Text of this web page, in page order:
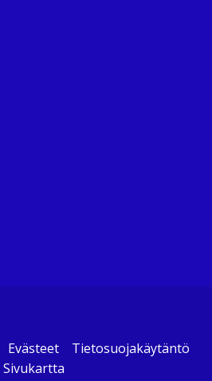
Evästeet
Tietosuojakäytäntö
Sivukartta